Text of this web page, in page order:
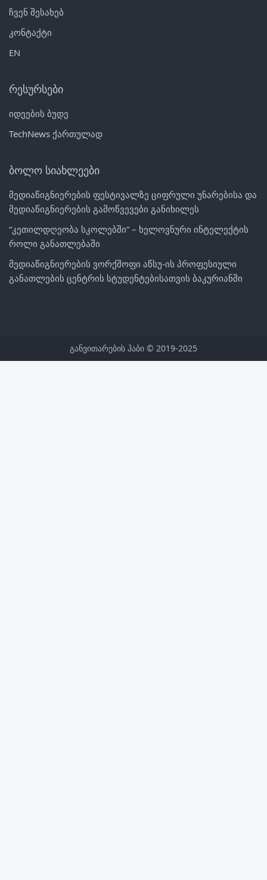
ჩვენ შესახებ
კონტაქტი
EN
რესურსები
იდეების ბუდე
TechNews ქართულად
ბოლო სიახლეები
მედიაწიგნიერების ფესტივალზე ციფრული უნარებისა და
მედიაწიგნიერების გამოწვევები განიხილეს
“კეთილდღეობა სკოლებში” – ხელოვნური ინტელექტის
როლი განათლებაში
მედიაწიგნიერების ვორქშოფი აწსუ-ის პროფესიული
განათლების ცენტრის სტუდენტებისათვის ბაკურიანში
განვითარების ჰაბი © 2019-2025